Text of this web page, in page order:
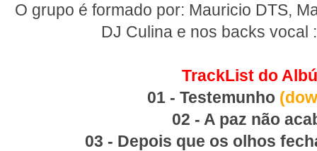
O grupo é formado por: Mauricio DTS,
DJ Culina e nos backs vocal
TrackList do
01 - Testemunho
02 - A paz não
03 - Depois que os olhos